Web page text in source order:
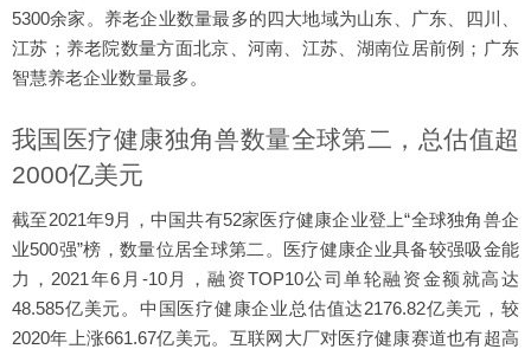
5300余家。养老企业数量最多的四大地域为山东、广东、四川、
江苏；养老院数量方面北京、河南、江苏、湖南位居前例；广东
智慧养老企业数量最多。
我国医疗健康独角兽数量全球第二，总估值超
2000亿美元
截至2021年9月，中国共有52家医疗健康企业登上“全球独角兽企
业500强”榜，数量位居全球第二。医疗健康企业具备较强吸金能
力，2021年6月-10月，融资TOP10公司单轮融资金额就高达
48.585亿美元。中国医疗健康企业总估值达2176.82亿美元，较
2020年上涨661.67亿美元。互联网大厂对医疗健康赛道也有超高